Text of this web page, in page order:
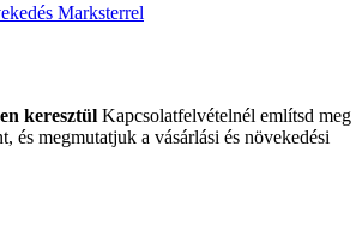
Marksterrel
keresztül Kapcsolatfelvételnél említsd meg
és megmutatjuk a vásárlási és növekedési